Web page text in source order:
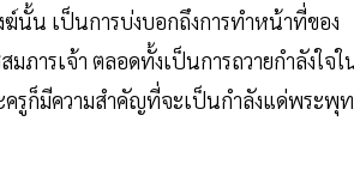
นั้น เป็นการบ่งบอกถึงการทำหน้าที่ของ
ภารเจ้า​ ตลอดทั้งเป็นการถวายกำลังใจใ
รูก็มีความสำคัญที่จะเป็นกำลังแด่พระพุ